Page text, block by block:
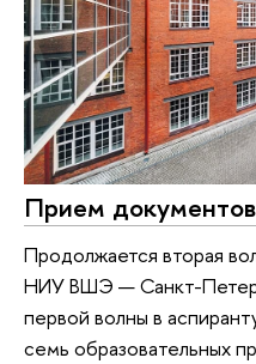
Прием
Продолжается вторая
НИУ ВШЭ — Санкт-
первой волны в
семь образовательных